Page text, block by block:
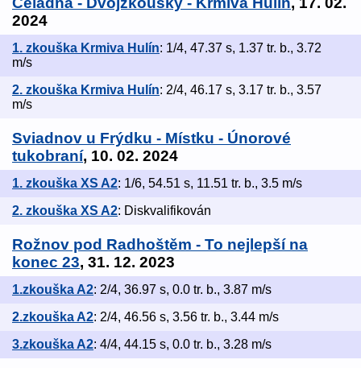
2024
1. zkouška Krmiva Hulín: 1/4, 47.37 s, 1.37 tr. b., 3.72
m/s
2. zkouška Krmiva Hulín: 2/4, 46.17 s, 3.17 tr. b., 3.57
m/s
Sviadnov u Frýdku - Místku - Únorové
tukobraní, 10. 02. 2024
1. zkouška XS A2: 1/6, 54.51 s, 11.51 tr. b., 3.5 m/s
2. zkouška XS A2: Diskvalifikován
Rožnov pod Radhoštěm - To nejlepší na
konec 23, 31. 12. 2023
1.zkouška A2: 2/4, 36.97 s, 0.0 tr. b., 3.87 m/s
2.zkouška A2: 2/4, 46.56 s, 3.56 tr. b., 3.44 m/s
3.zkouška A2: 4/4, 44.15 s, 0.0 tr. b., 3.28 m/s